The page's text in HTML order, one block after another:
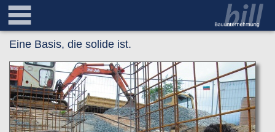
Eine Basis, die solide ist.